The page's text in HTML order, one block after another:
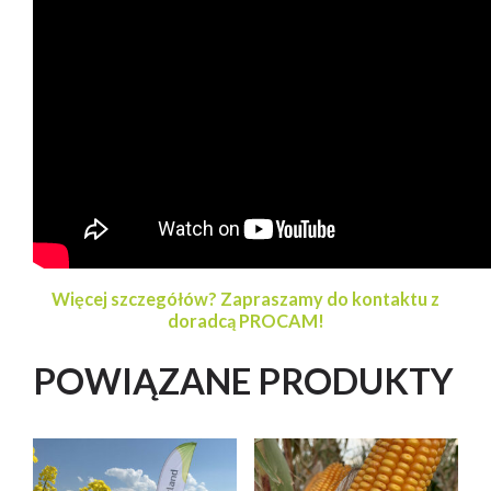
Więcej szczegółów? Zapraszamy do kontaktu z
doradcą PROCAM!
POWIĄZANE PRODUKTY